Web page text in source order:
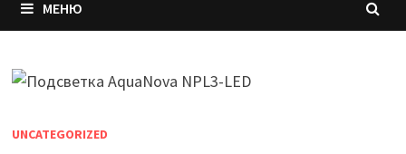
МЕНЮ
UNCATEGORIZED